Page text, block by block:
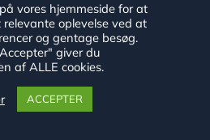
vores hjemmeside for at
oplevelse ved at
og gentage besøg.
giver du
af ALLE cookies.
ACCEPTER